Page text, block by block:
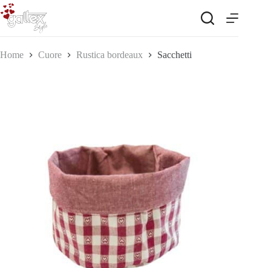
Salta
al
contenuto
Home Cuore Rustica bordeaux Sacchetti